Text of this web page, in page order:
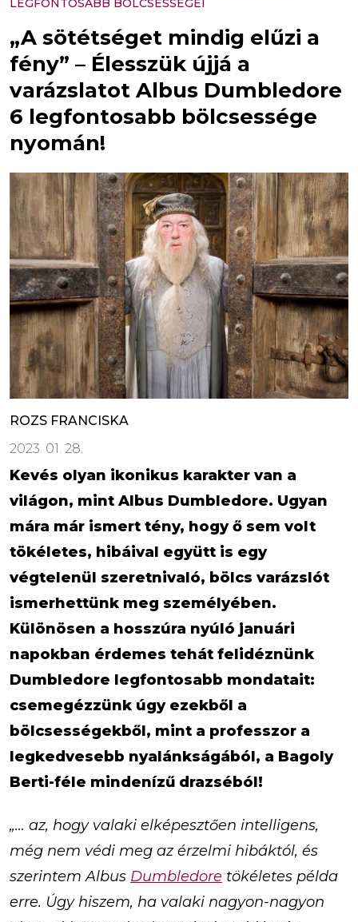
LEGFONTOSABB BÖLCSESSÉGEI
„A sötétséget mindig elűzi a
fény” – Élesszük újjá a
varázslatot Albus Dumbledore
6 legfontosabb bölcsessége
nyomán!
ROZS FRANCISKA
2023. 01. 28.
Kevés olyan ikonikus karakter van a
világon, mint Albus Dumbledore. Ugyan
mára már ismert tény, hogy ő sem volt
tökéletes, hibáival együtt is egy
végtelenül szeretnivaló, bölcs varázslót
ismerhettünk meg személyében.
Különösen a hosszúra nyúló januári
napokban érdemes tehát felidéznünk
Dumbledore legfontosabb mondatait:
csemegézzünk úgy ezekből a
bölcsességekből, mint a professzor a
legkedvesebb nyalánkságából, a Bagoly
Berti-féle mindenízű drazséból!
„… az, hogy valaki elképesztően intelligens,
még nem védi meg az érzelmi hibáktól, és
szerintem Albus Dumbledore tökéletes példa
erre. Úgy hiszem, ha valaki nagyon-nagyon